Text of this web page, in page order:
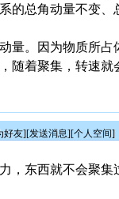
的总角动量不变、
量。因为物质所
随着聚集，转速
好友][发送消息][个人空间]
，东西就不会聚